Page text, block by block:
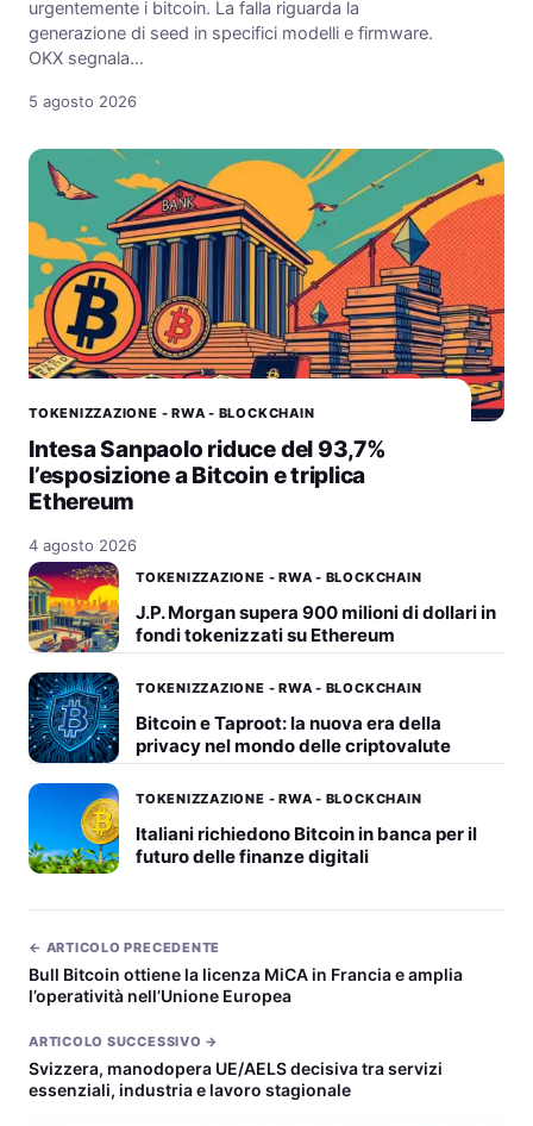
urgentemente i bitcoin. La falla riguarda la
generazione di seed in specifici modelli e firmware.
OKX segnala…
5 agosto 2026
TOKENIZZAZIONE - RWA - BLOCKCHAIN
Intesa Sanpaolo riduce del 93,7%
l’esposizione a Bitcoin e triplica
Ethereum
4 agosto 2026
TOKENIZZAZIONE - RWA - BLOCKCHAIN
J.P. Morgan supera 900 milioni di dollari in
fondi tokenizzati su Ethereum
TOKENIZZAZIONE - RWA - BLOCKCHAIN
Bitcoin e Taproot: la nuova era della
privacy nel mondo delle criptovalute
TOKENIZZAZIONE - RWA - BLOCKCHAIN
Italiani richiedono Bitcoin in banca per il
futuro delle finanze digitali
← ARTICOLO PRECEDENTE
Bull Bitcoin ottiene la licenza MiCA in Francia e amplia
l’operatività nell’Unione Europea
ARTICOLO SUCCESSIVO →
Svizzera, manodopera UE/AELS decisiva tra servizi
essenziali, industria e lavoro stagionale